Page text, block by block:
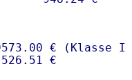
€ (Klasse I)
€